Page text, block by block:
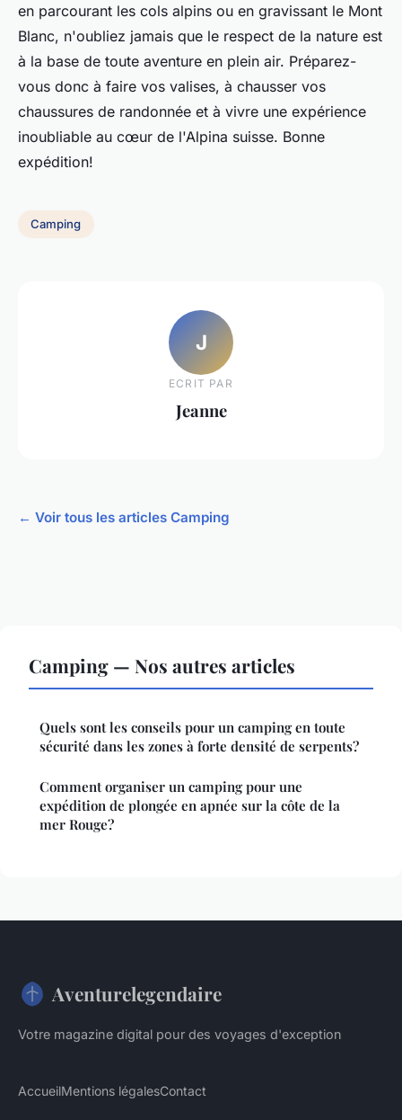
en parcourant les cols alpins ou en gravissant le Mont
Blanc, n'oubliez jamais que le respect de la nature est
à la base de toute aventure en plein air. Préparez-
vous donc à faire vos valises, à chausser vos
chaussures de randonnée et à vivre une expérience
inoubliable au cœur de l'Alpina suisse. Bonne
expédition!
Camping
J
ECRIT PAR
Jeanne
← Voir tous les articles Camping
Camping — Nos autres articles
Quels sont les conseils pour un camping en toute
sécurité dans les zones à forte densité de serpents?
Comment organiser un camping pour une
expédition de plongée en apnée sur la côte de la
mer Rouge?
Aventurelegendaire
Votre magazine digital pour des voyages d'exception
AccueilMentions légalesContact